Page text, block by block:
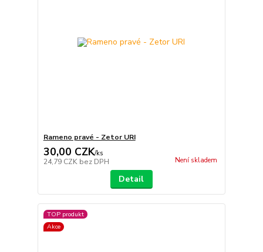
Rameno pravé - Zetor URI
30,00 CZK/ks
24,79 CZK bez DPH Není skladem
Detail
TOP produkt
Akce